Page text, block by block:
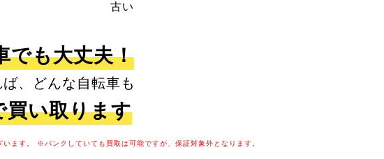
古い
でも大丈夫！
、どんな自転車も
買い取ります
います。 ※パンクしていても買取は可能ですが、保証対象外となります。